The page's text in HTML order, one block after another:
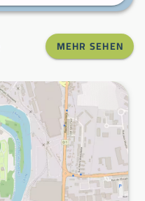
MEHR SEHEN